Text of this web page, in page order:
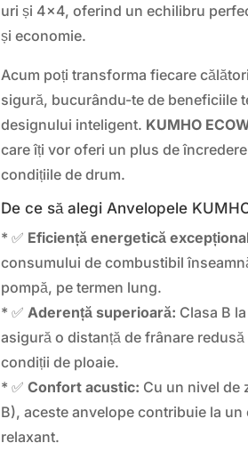
uri și 4×4, oferind un echilibru
și economie.
Acum poți transforma fiecare
sigură, bucurându-te de beneficiile
designului inteligent. KUMHO
care îți vor oferi un plus de
condițiile de drum.
De ce să alegi Anvelopele
* ✅ Eficiență energetică
consumului de combustibil
pompă, pe termen lung.
* ✅ Aderență superioară: Clasa B
asigură o distanță de frânare
condiții de ploaie.
* ✅Confort acustic: Cu un nivel de
B), aceste anvelope contribuie la
relaxant.